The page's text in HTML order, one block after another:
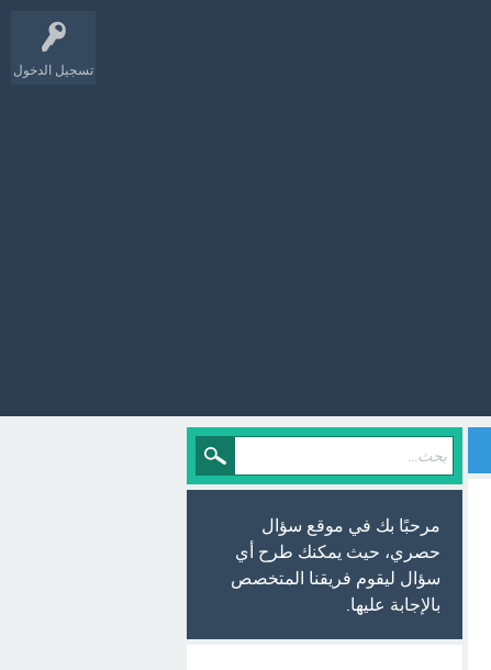
تسجيل الدخول
مرحبًا بك في موقع سؤال
حصري، حيث يمكنك طرح أي
سؤال ليقوم فريقنا المتخصص
بالإجابة عليها.